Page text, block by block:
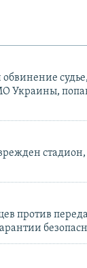
Украины,
стадион,
против